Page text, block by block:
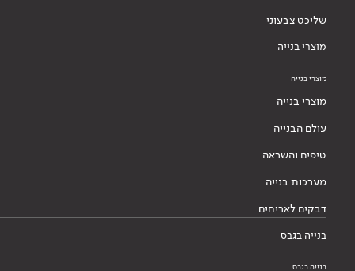
שליכט צבעוני
מוצרי בנייה
מוצרי בנייה
מוצרי בנייה
עולם הבנייה
טיפים והשראה
מערכות בנייה
דבקים לאריחים
בנייה בגבס
בנייה בגבס